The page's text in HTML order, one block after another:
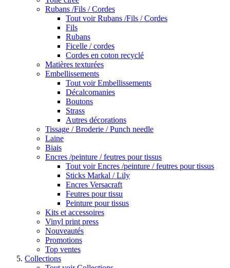
Rubans /Fils / Cordes
Tout voir Rubans /Fils / Cordes
Fils
Rubans
Ficelle / cordes
Cordes en coton recyclé
Matières texturées
Embellissements
Tout voir Embellissements
Décalcomanies
Boutons
Strass
Autres décorations
Tissage / Broderie / Punch needle
Laine
Biais
Encres /peinture / feutres pour tissus
Tout voir Encres /peinture / feutres pour tissus
Sticks Markal / Lily
Encres Versacraft
Feutres pour tissu
Peinture pour tissus
Kits et accessoires
Vinyl print press
Nouveautés
Promotions
Top ventes
Collections